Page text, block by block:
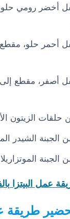
فلفل أخضر رومي
فلفل أحمر حلو،
فلفل أصفر، مقطع
الشيدر
عمل البيتزا
طريقة